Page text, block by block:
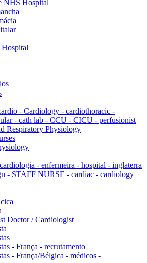
NHS Hospital
Hospital
- Cardiology - cardiothoracic -
- cath lab - CCU - CICU - perfusionist
Respiratory Physiology
- enfermeira - hospital - inglaterra
- STAFF NURSE - cardiac - cardiology
Doctor / Cardiologist
- França - recrutamento
- França/Bélgica - médicos -